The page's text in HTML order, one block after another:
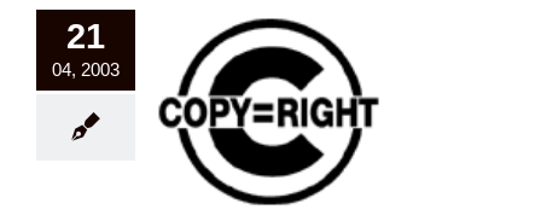
21
04, 2003
à l’OMC :